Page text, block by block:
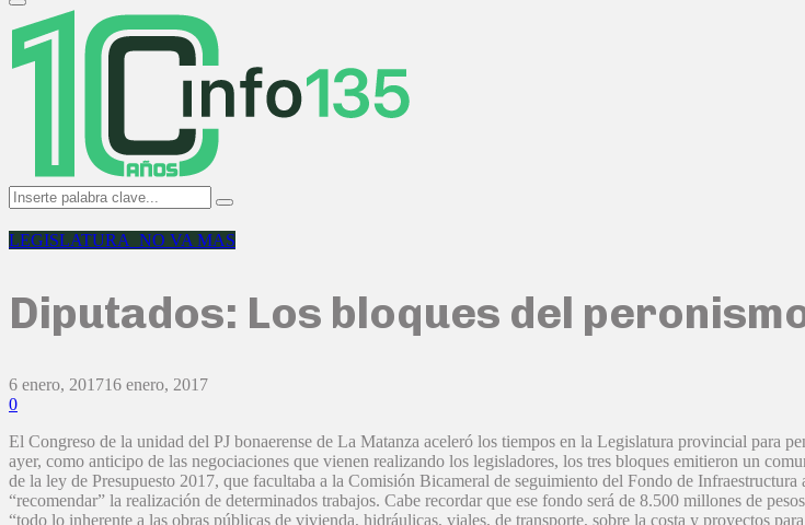
Primary
Menu
Search
for:
Search
LEGISLATURA_NO VA MAS
Diputados: Los bloques del
6 enero, 201716 enero, 2017
0
El Congreso de la unidad del PJ bonaerense de La Matanza aceleró los tiempos en la Legislatura provincial para
ayer, como anticipo de las negociaciones que vienen realizando los legisladores, los tres bloques emitieron un
de la ley de Presupuesto 2017, que facultaba a la Comisión Bicameral de seguimiento del Fondo de
“recomendar” la realización de determinados trabajos. Cabe recordar que ese fondo será de 8.500 millones de
“todo lo inherente a las obras públicas de vivienda, hidráulicas, viales, de transporte, sobre la costa y proyectos